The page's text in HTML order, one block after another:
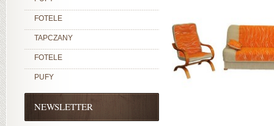
FOTELE
TAPCZANY
FOTELE
PUFY
NEWSLETTER